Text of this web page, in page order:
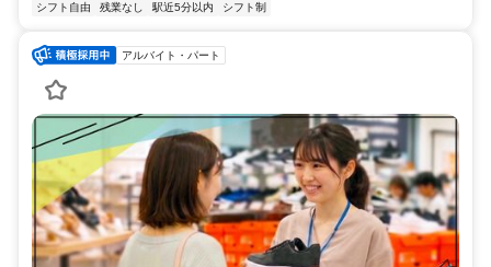
シフト自由 残業なし 駅近5分以内 シフト制
アルバイト・パート